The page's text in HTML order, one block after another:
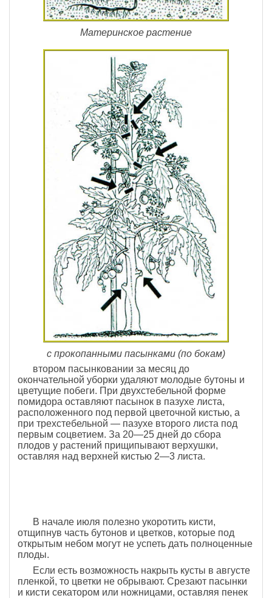
Материнское растение
с прокопанными пасынками (по бокам)
втором пасынковании за месяц до
окончательной уборки удаляют молодые бутоны и
цветущие побеги. При двухстебельной форме
помидора оставляют пасынок в пазухе листа,
расположенного под первой цветочной кистью, а
при трехстебельной — пазухе второго листа под
первым соцветием. За 20—25 дней до сбора
плодов у растений прищипывают верхушки,
оставляя над верхней кистью 2—3 листа.
В начале июля полезно укоротить кисти,
отщипнув часть бутонов и цветков, которые под
открытым небом могут не успеть дать полноценные
плоды.
Если есть возможность накрыть кусты в августе
пленкой, то цветки не обрывают. Срезают пасынки
и кисти секатором или ножницами, оставляя пенек